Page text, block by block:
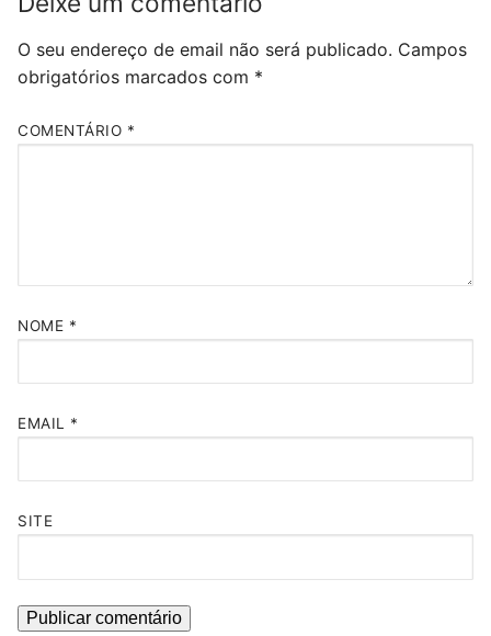
O seu endereço de email não será publicado. Campos
obrigatórios marcados com *
COMENTÁRIO *
NOME *
EMAIL *
SITE